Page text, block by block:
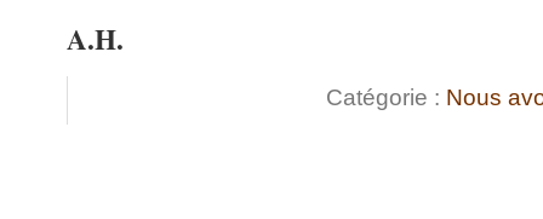
A.H.
Catégorie : Nous